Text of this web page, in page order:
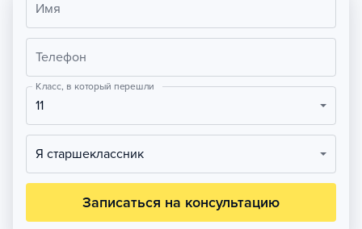
Имя
Телефон
Класс, в который перешли
11
Я старшеклассник
Записаться на консультацию